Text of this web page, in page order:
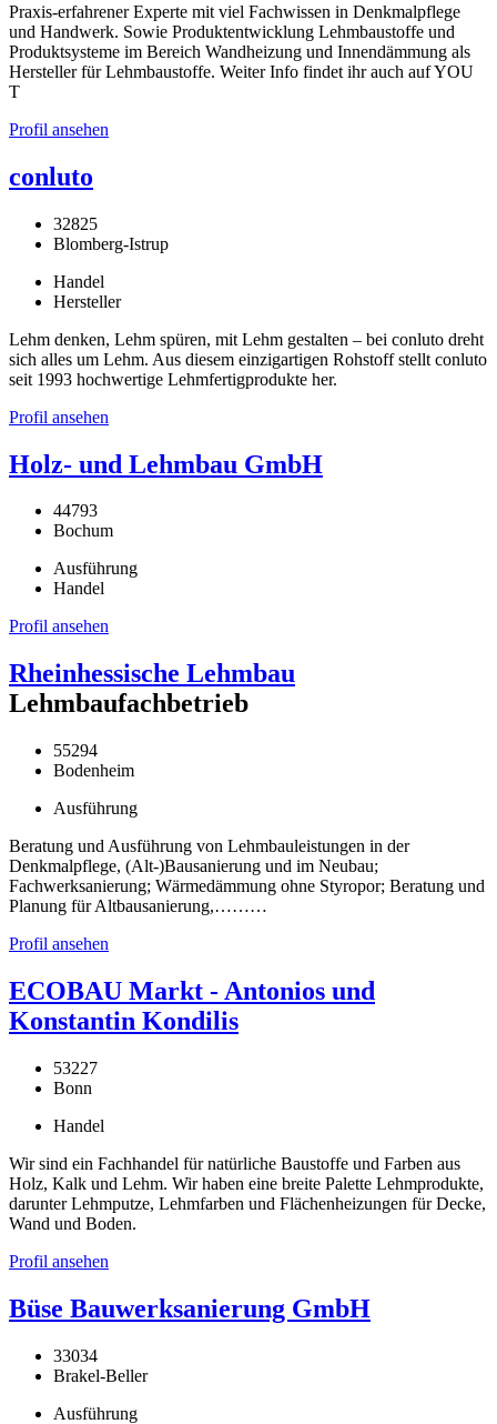
Praxis-erfahrener Experte mit viel Fachwissen in Denkmalpflege
und Handwerk. Sowie Produktentwicklung Lehmbaustoffe und
Produktsysteme im Bereich Wandheizung und Innendämmung als
Hersteller für Lehmbaustoffe. Weiter Info findet ihr auch auf YOU
T
Profil ansehen
conluto
32825
Blomberg-Istrup
Handel
Hersteller
Lehm denken, Lehm spüren, mit Lehm gestalten – bei conluto dreht
sich alles um Lehm. Aus diesem einzigartigen Rohstoff stellt conluto
seit 1993 hochwertige Lehmfertigprodukte her.
Profil ansehen
Holz- und Lehmbau GmbH
44793
Bochum
Ausführung
Handel
Profil ansehen
Rheinhessische Lehmbau
Lehmbaufachbetrieb
55294
Bodenheim
Ausführung
Beratung und Ausführung von Lehmbauleistungen in der
Denkmalpflege, (Alt-)Bausanierung und im Neubau;
Fachwerksanierung; Wärmedämmung ohne Styropor; Beratung und
Planung für Altbausanierung,………
Profil ansehen
ECOBAU Markt - Antonios und
Konstantin Kondilis
53227
Bonn
Handel
Wir sind ein Fachhandel für natürliche Baustoffe und Farben aus
Holz, Kalk und Lehm. Wir haben eine breite Palette Lehmprodukte,
darunter Lehmputze, Lehmfarben und Flächenheizungen für Decke,
Wand und Boden.
Profil ansehen
Büse Bauwerksanierung GmbH
33034
Brakel-Beller
Ausführung